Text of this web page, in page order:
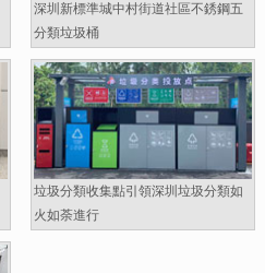
深圳新標準城中村街道社區不銹鋼五
分類垃圾桶
垃圾分類收集點引領深圳垃圾分類如
火如荼進行